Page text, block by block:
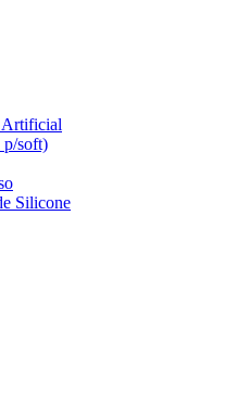
Artificial
soft)
Silicone